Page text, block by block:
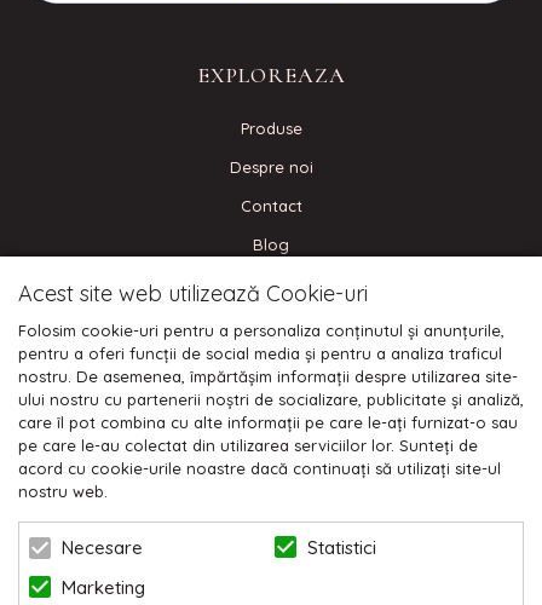
© 2026 NIKODO | POWERED BY
EXPLOREAZA
Produse
Despre noi
Contact
Blog
CONECTEAZA-TE
Plata cu cardul:
Acest site web utilizează Cookie-uri
Folosim cookie-uri pentru a personaliza conținutul și anunțurile,
pentru a oferi funcții de social media și pentru a analiza traficul
nostru. De asemenea, împărtășim informații despre utilizarea site-
ului nostru cu partenerii noștri de socializare, publicitate și analiză,
care îl pot combina cu alte informații pe care le-ați furnizat-o sau
pe care le-au colectat din utilizarea serviciilor lor. Sunteți de
acord cu cookie-urile noastre dacă continuați să utilizați site-ul
nostru web.
Necesare
Statistici
Marketing